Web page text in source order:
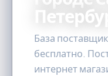
База
бесплатно.
интернет